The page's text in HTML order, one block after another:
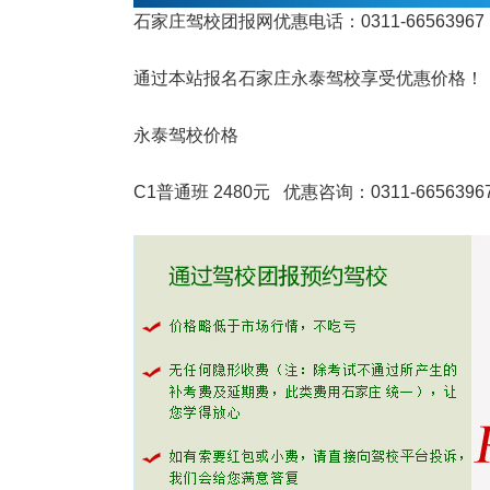
石家庄驾校团报网优惠电话：0311-66563967
通过本站报名石家庄永泰驾校享受优惠价格！
永泰驾校价格
C1普通班 2480元 优惠咨询： 0311-